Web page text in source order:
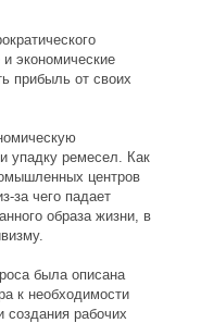
экономические
прибыль от своих
упадку ремесел. Как
центров
за чего падает
образа жизни, в
была описана
к необходимости
рабочих